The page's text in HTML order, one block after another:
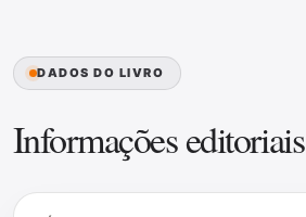
DADOS DO LIVRO
Informações editoriais